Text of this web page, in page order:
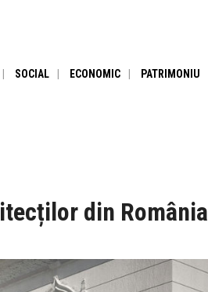
SOCIAL ECONOMIC PATRIMONIU
din România